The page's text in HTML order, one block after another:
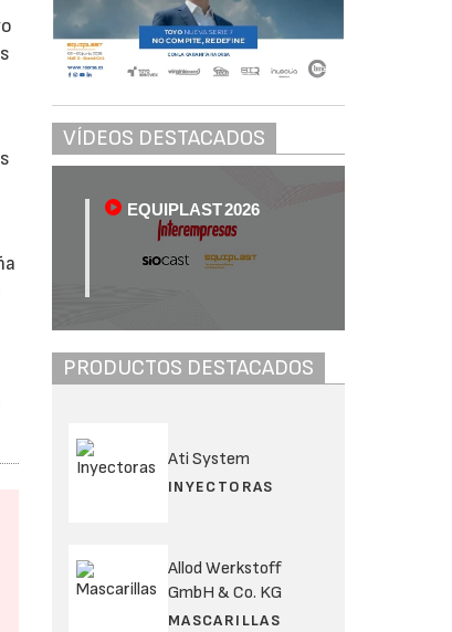
VÍDEOS DESTACADOS
EQUIPLAST 2026
PRODUCTOS DESTACADOS
Ati System
INYECTORAS
Allod Werkstoff
GmbH & Co. KG
MASCARILLAS